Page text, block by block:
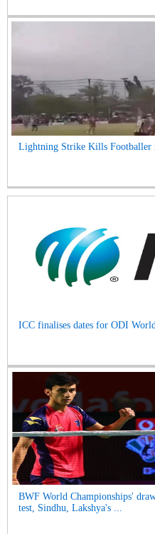
Lightning Strike Kills Footballer
ICC finalises dates for ODI
BWF World Championships'
test, Sindhu, Lakshya's ...